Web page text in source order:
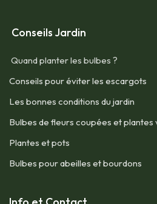
Conseils Jardin
Quand planter les bulbes ?
Conseils pour éviter les escargots
Les bonnes conditions du jardin
Bulbes de fleurs coupées et plantes
Plantes et pots
Bulbes pour abeilles et bourdons